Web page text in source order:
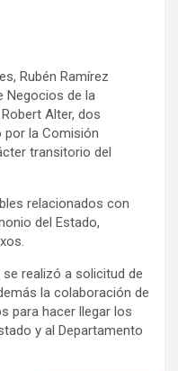
Rubén Ramírez
Negocios de la
Alter, dos
por la Comisión
transitorio del
relacionados con
del Estado,
realizó a solicitud de
la colaboración de
para hacer llegar los
y al Departamento